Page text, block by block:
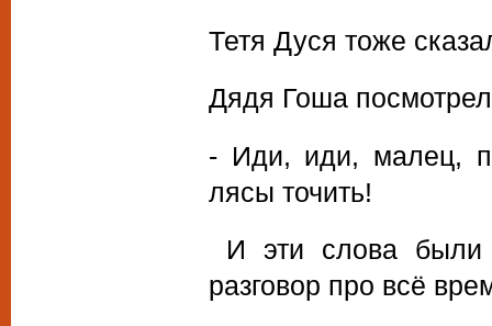
Тетя Дуся тоже
Дядя Гоша
- Иди, иди, малец,
лясы точить!
И эти слова были
разговор про всё